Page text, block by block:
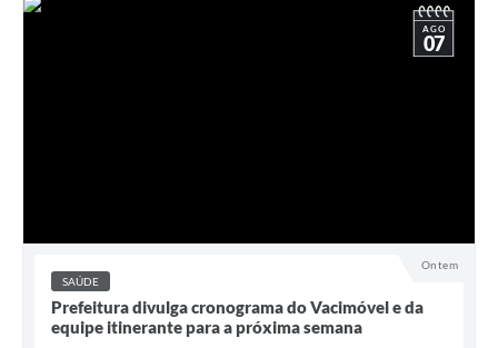
Ontem
AGO
07
SAÚDE
Prefeitura divulga cronograma do Vacimóvel e da
equipe itinerante para a próxima semana